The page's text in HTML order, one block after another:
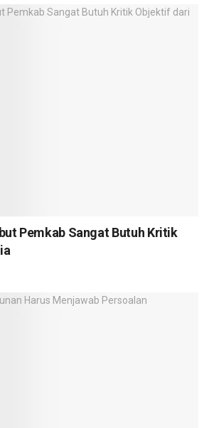
Pemkab Sangat Butuh Kritik